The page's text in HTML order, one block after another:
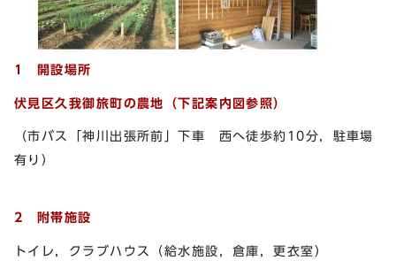
1 開設場所
伏見区久我御旅町の農地（下記案内図参照）
（市バス「神川出張所前」下車 西へ徒歩約10分，駐車場
有り）
2 附帯施設
トイレ，クラブハウス（給水施設，倉庫，更衣室）